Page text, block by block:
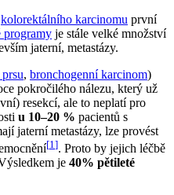
kolorektálního karcinomu první
programy je stále velké množství
jaterní, metastázy.
, bronchogenní karcinom)
pokročilého nálezu, který už
resekcí, ale to neplatí pro
u 10–20 % pacientů s
jaterní metastázy, lze provést
[1 ]. Proto by jejich léčbě
je 40% pětileté